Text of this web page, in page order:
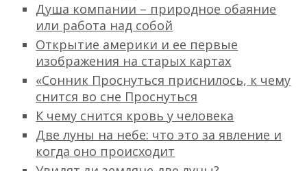
Душа компании – природное обаяние
или работа над собой
Открытие америки и ее первые
изображения на старых картах
«Сонник Проснуться приснилось, к чему
снится во сне Проснуться
К чему снится кровь у человека
Две луны на небе: что это за явление и
когда оно происходит